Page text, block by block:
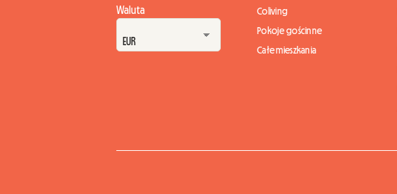
Waluta
Coliving
Pokoje gościnne
Całe mieszkania